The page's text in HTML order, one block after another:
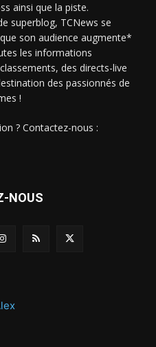
ainsi que la piste.
superblog, TCNews se
son audience augmente*
les informations
des directs-live
des passionnés de
!
? Contactez-nous :
NOUS